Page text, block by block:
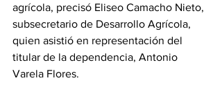
agrícola, precisó Eliseo Camacho Nieto,
subsecretario de Desarrollo Agrícola,
quien asistió en representación del
titular de la dependencia, Antonio
Varela Flores.